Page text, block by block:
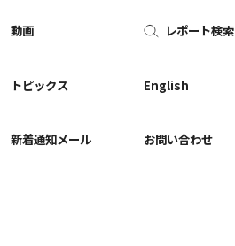
動画
トピックス
新着通知メール
レポート検索
English
お問い合わせ